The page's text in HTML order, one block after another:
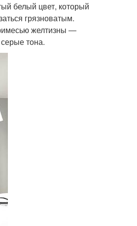
белый цвет, который
грязноватым.
желтизны ―
тона.